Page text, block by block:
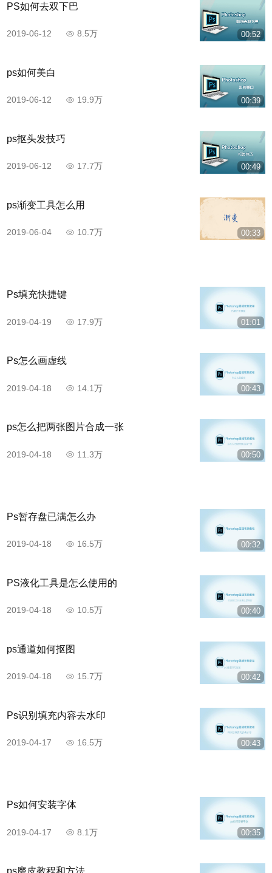
00:52
PS如何去双下巴
2019-06-12 8.5万
00:39
ps如何美白
2019-06-12 19.9万
00:49
ps抠头发技巧
2019-06-12 17.7万
00:33
ps渐变工具怎么用
2019-06-04 10.7万
01:01
Ps填充快捷键
2019-04-19 17.9万
00:43
Ps怎么画虚线
2019-04-18 14.1万
00:50
ps怎么把两张图片合成一张
2019-04-18 11.3万
00:32
Ps暂存盘已满怎么办
2019-04-18 16.5万
00:40
PS液化工具是怎么使用的
2019-04-18 10.5万
00:42
ps通道如何抠图
2019-04-18 15.7万
00:43
Ps识别填充内容去水印
2019-04-17 16.5万
00:35
Ps如何安装字体
2019-04-17 8.1万